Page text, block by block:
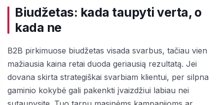
Biudžetas: kada taupyti verta, o
kada ne
B2B pirkimuose biudžetas visada svarbus, tačiau vien
mažiausia kaina retai duoda geriausią rezultatą. Jei
dovana skirta strategiškai svarbiam klientui, per silpna
gaminio kokybė gali pakenkti įvaizdžiui labiau nei